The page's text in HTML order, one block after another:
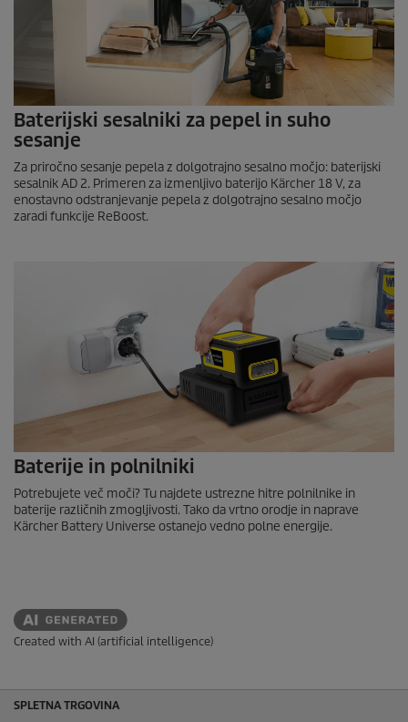
Baterijski sesalniki za pepel in suho
sesanje
Za priročno sesanje pepela z dolgotrajno sesalno močjo: baterijski
sesalnik AD 2. Primeren za izmenljivo baterijo Kärcher 18 V, za
enostavno odstranjevanje pepela z dolgotrajno sesalno močjo
zaradi funkcije ReBoost.
Baterije in polnilniki
Potrebujete več moči? Tu najdete ustrezne hitre polnilnike in
baterije različnih zmogljivosti. Tako da vrtno orodje in naprave
Kärcher Battery Universe ostanejo vedno polne energije.
Created with AI (artificial intelligence)
SPLETNA TRGOVINA